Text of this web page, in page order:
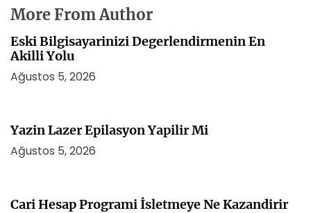
More From Author
Eski Bilgisayarinizi Degerlendirmenin En
Akilli Yolu
Ağustos 5, 2026
Yazin Lazer Epilasyon Yapilir Mi
Ağustos 5, 2026
Cari Hesap Programi İsletmeye Ne Kazandirir